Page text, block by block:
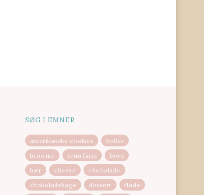
SØG I EMNER
amerikanske cookies
boller
brownie
brun farin
brød
bær
cheese
chokolade
chokoladekage
dessert
fløde